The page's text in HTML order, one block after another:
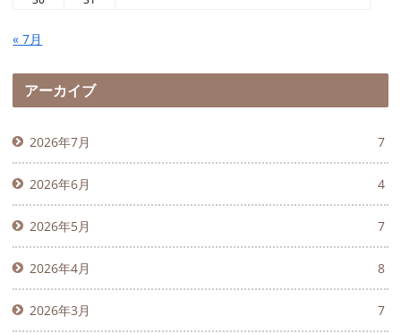
« 7月
アーカイブ
2026年7月 7
2026年6月 4
2026年5月 7
2026年4月 8
2026年3月 7